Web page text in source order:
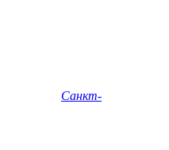
Санкт-